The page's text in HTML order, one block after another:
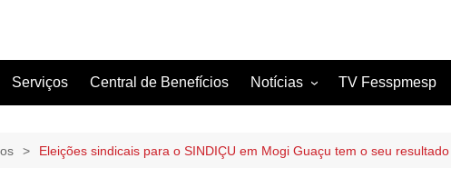
Serviços Central de Benefícios Notícias
Artigos
TV Fesspmesp
Eleições sindicais para o SINDIÇU em Mogi Guaçu tem o seu